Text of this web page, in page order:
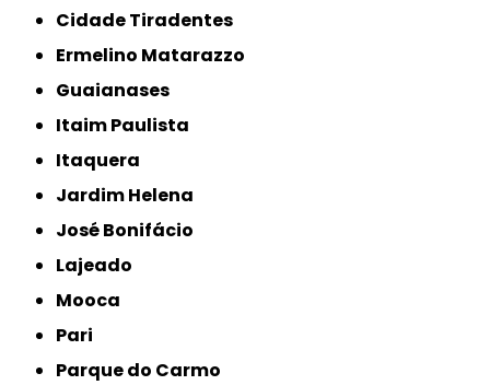
Cidade Tiradentes
Ermelino Matarazzo
Guaianases
Itaim Paulista
Itaquera
Jardim Helena
José Bonifácio
Lajeado
Mooca
Pari
Parque do Carmo